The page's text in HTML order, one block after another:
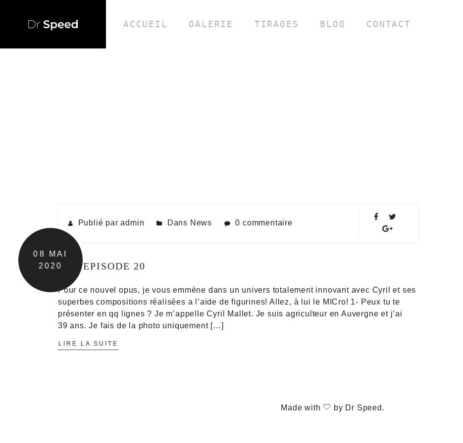
ACCUEIL GALERIE TIRAGES BLOG CONTACT
08
MAI
2020
Publié par admin Dans News 0 commentaire
MIC EPISODE 20
Pour ce nouvel opus, je vous emmène dans un univers totalement innovant avec Cyril et ses
superbes compositions réalisées a l’aide de figurines! Allez, à lui le MICro! 1- Peux tu te
présenter en qq lignes ? Je m’appelle Cyril Mallet. Je suis agriculteur en Auvergne et j’ai
39 ans. Je fais de la photo uniquement […]
LIRE LA SUITE
Made with by Dr Speed .